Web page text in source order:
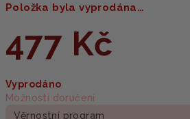
Položka byla vyprodána…
477 Kč
cena:
Vyprodáno
Možnosti doručení
Věrnostní program